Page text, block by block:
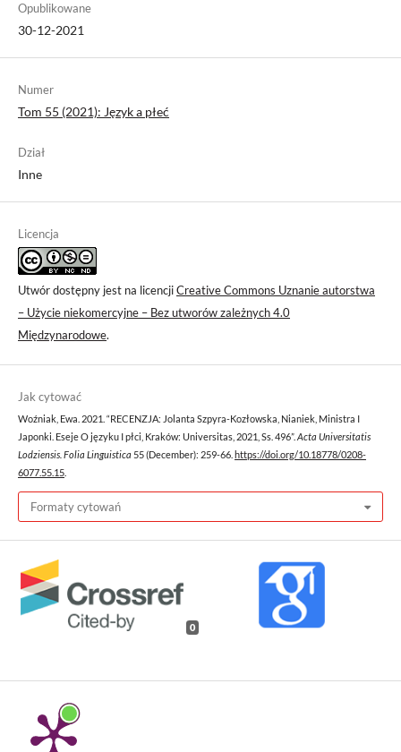
Opublikowane
30-12-2021
Numer
Tom 55 (2021): Język a płeć
Dział
Inne
Licencja
Utwór dostępny jest na licencjiCreative Commons Uznanie autorstwa
– Użycie niekomercyjne – Bez utworów zależnych 4.0
Międzynarodowe.
Jak cytować
Woźniak, Ewa. 2021. “RECENZJA: Jolanta Szpyra-Kozłowska, Nianiek, Ministra I
Japonki. Eseje O języku I płci, Kraków: Universitas, 2021, Ss. 496”. Acta Universitatis
Lodziensis. Folia Linguistica 55 (December): 259-66. https://doi.org/10.18778/0208-
6077.55.15
Formaty cytowań
0